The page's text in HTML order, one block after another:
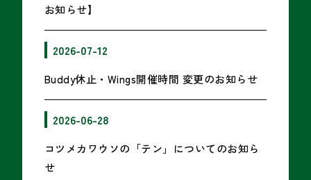
お知らせ】
2026-07-12
Buddy休止・Wings開催時間 変更のお知らせ
2026-06-28
コツメカワウソの「テン」についてのお知ら
せ